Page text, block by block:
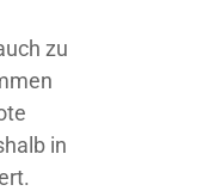
zu
in